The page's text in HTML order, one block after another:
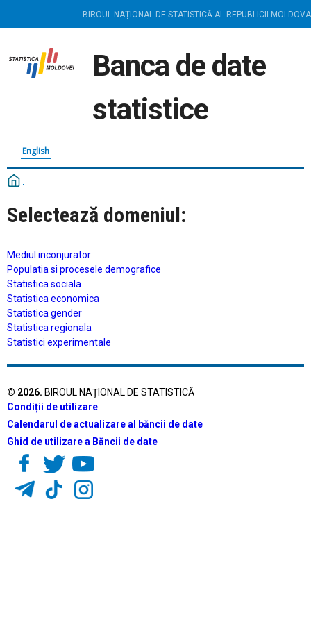
BIROUL NAȚIONAL DE STATISTICĂ AL REPUBLICII MOLDOVA
Banca de date
statistice
English
Selectează domeniul:
Mediul inconjurator
Populatia si procesele demografice
Statistica sociala
Statistica economica
Statistica gender
Statistica regionala
Statistici experimentale
© 2026. BIROUL NAȚIONAL DE STATISTICĂ
Condiții de utilizare
Calendarul de actualizare al băncii de date
Ghid de utilizare a Băncii de date